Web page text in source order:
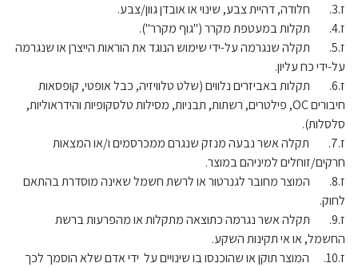
ז.3. חלודה, דהיית צבע, שינוי או אובדן גוון/צבע.
ז.4. תקלות במעטפת מקרר ("גוף מקרר").
ז.5. תקלה שנגרמה על-ידי שימוש הנוגד את הוראות הייצרן או שנגרמה
על-ידי כח עליון.
ז.6. תקלות באביזרים נלווים (שלט טלוויזיה, כבל אופטי, קופסאות
חיבורים OC, פילטרים, רשתות, תבניות, מסילות טלסקופיות והידראוליות,
סלסלות).
ז.7. תקלה אשר נבעה מנזק שנגרם ממכרסמים ו/או המצאות
חרקים/זוחלים למיניהם במוצר.
ז.8. המוצר מחובר לגנרטור או לרשת חשמל שאינה מוסדרת בהתאם
לחוק.
ז.9. תקלה אשר נגרמה כתוצאה מתקלות או מהפרעות ברשת
החשמל, או אי תקינות השקע.
ז.10. המוצר תוקן או שהוכנסו בו שינויים על ידי אדם שלא הוסמך לכך